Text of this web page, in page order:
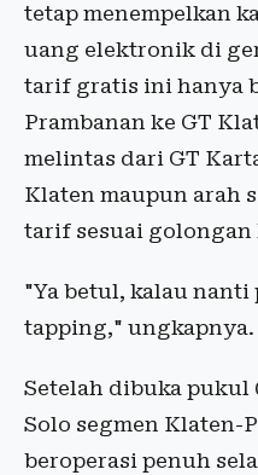
tetap menempelkan
uang elektronik di
tarif gratis ini hanya
Prambanan ke GT
melintas dari GT
Klaten maupun arah
tarif sesuai golongan
"Ya betul, kalau
tapping," ungkapnya.
Setelah dibuka pukul
Solo segmen Klaten-
beroperasi penuh